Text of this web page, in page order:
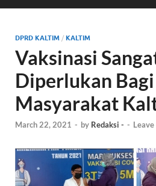
DPRD KALTIM / KALTIM
Vaksinasi
Diperlukan
Masyarakat
March 22, 2021 - by Redaksi - -